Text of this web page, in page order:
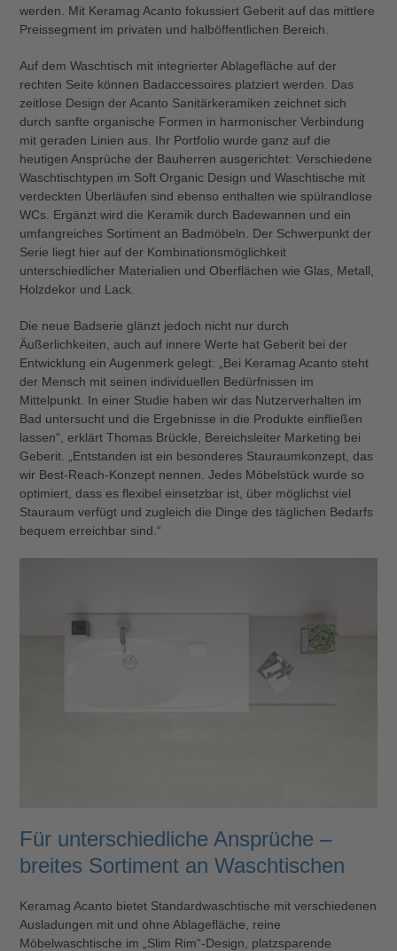
werden. Mit Keramag Acanto fokussiert Geberit auf das mittlere
Preissegment im privaten und halböffentlichen Bereich.
Auf dem Waschtisch mit integrierter Ablagefläche auf der
rechten Seite können Badaccessoires platziert werden. Das
zeitlose Design der Acanto Sanitärkeramiken zeichnet sich
durch sanfte organische Formen in harmonischer Verbindung
mit geraden Linien aus. Ihr Portfolio wurde ganz auf die
heutigen Ansprüche der Bauherren ausgerichtet: Verschiedene
Waschtischtypen im Soft Organic Design und Waschtische mit
verdeckten Überläufen sind ebenso enthalten wie spülrandlose
WCs. Ergänzt wird die Keramik durch Badewannen und ein
umfangreiches Sortiment an Badmöbeln. Der Schwerpunkt der
Serie liegt hier auf der Kombinationsmöglichkeit
unterschiedlicher Materialien und Oberflächen wie Glas, Metall,
Holzdekor und Lack.
Die neue Badserie glänzt jedoch nicht nur durch
Äußerlichkeiten, auch auf innere Werte hat Geberit bei der
Entwicklung ein Augenmerk gelegt: „Bei Keramag Acanto steht
der Mensch mit seinen individuellen Bedürfnissen im
Mittelpunkt. In einer Studie haben wir das Nutzerverhalten im
Bad untersucht und die Ergebnisse in die Produkte einfließen
lassen“, erklärt Thomas Brückle, Bereichsleiter Marketing bei
Geberit. „Entstanden ist ein besonderes Stauraumkonzept, das
wir Best-Reach-Konzept nennen. Jedes Möbelstück wurde so
optimiert, dass es flexibel einsetzbar ist, über möglichst viel
Stauraum verfügt und zugleich die Dinge des täglichen Bedarfs
bequem erreichbar sind.“
Für unterschiedliche Ansprüche –
breites Sortiment an Waschtischen
Keramag Acanto bietet Standardwaschtische mit verschiedenen
Ausladungen mit und ohne Ablagefläche, reine
Möbelwaschtische im „Slim Rim“-Design, platzsparende